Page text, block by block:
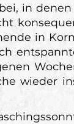
in
in
wieder